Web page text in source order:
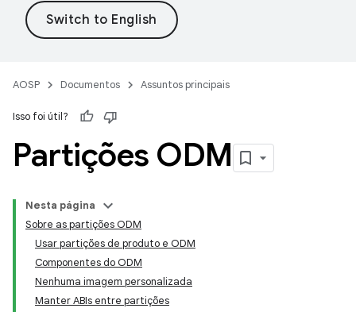
AOSP Documentos Assuntos principais
Isso foi útil?
Partições ODM
Nesta página
Sobre as partições ODM
Usar partições de produto e ODM
Componentes do ODM
Nenhuma imagem personalizada
Manter ABIs entre partições